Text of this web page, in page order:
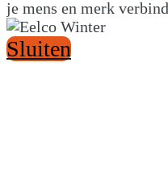
je mens en merk
Sluiten